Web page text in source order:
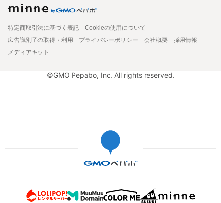
特定商取引法に基づく表記
Cookieの使用について
広告識別子の取得・利用
プライバシーポリシー 会社概要
採用情報
メディアキット
©GMO Pepabo, Inc. All rights reserved.